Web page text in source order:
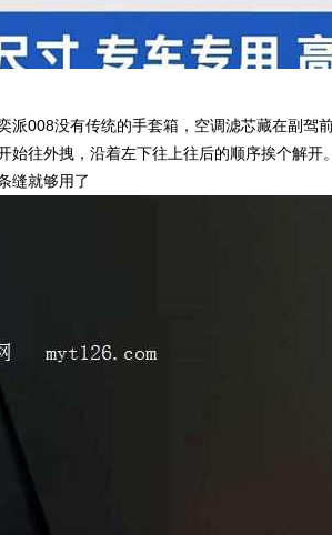
派008没有传统的手套箱，空调滤芯藏在副驾
始往外拽，沿着左下往上往后的顺序挨个解开
缝就够用了